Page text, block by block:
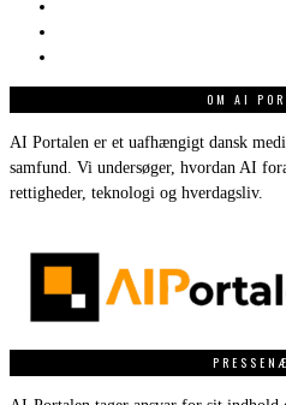
OM AI
AI Portalen er et uafhængigt dansk
samfund. Vi undersøger, hvordan AI
rettigheder, teknologi og hverdagsliv.